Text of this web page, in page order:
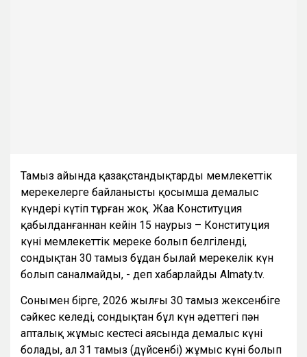
Тамыз айында қазақстандықтарды мемлекеттік
мерекелерге байланысты қосымша демалыс
күндері күтіп тұрған жоқ. Жаңа Конституция
қабылданғаннан кейін 15 наурыз – Конституция
күні мемлекеттік мереке болып белгіленді,
сондықтан 30 тамыз бұдан былай мерекелік күн
болып саналмайды, - деп хабарлайды Almaty.tv.
Сонымен бірге, 2026 жылғы 30 тамыз жексенбіге
сәйкес келеді, сондықтан бұл күн әдеттегі пән
апталық жұмыс кестесі аясында демалыс күні
болады, ал 31 тамыз (дүйсенбі) жұмыс күні болып